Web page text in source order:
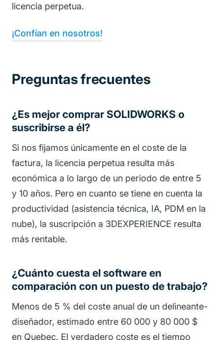
licencia perpetua.
¡Confían en nosotros!
Preguntas frecuentes
¿Es mejor comprar SOLIDWORKS o
suscribirse a él?
Si nos fijamos únicamente en el coste de la
factura, la licencia perpetua resulta más
económica a lo largo de un periodo de entre 5
y 10 años. Pero en cuanto se tiene en cuenta la
productividad (asistencia técnica, IA, PDM en la
nube), la suscripción a 3DEXPERIENCE resulta
más rentable.
¿Cuánto cuesta el software en
comparación con un puesto de trabajo?
Menos de 5 % del coste anual de un delineante-
diseñador, estimado entre 60 000 y 80 000 $
en Quebec. El verdadero coste es el tiempo